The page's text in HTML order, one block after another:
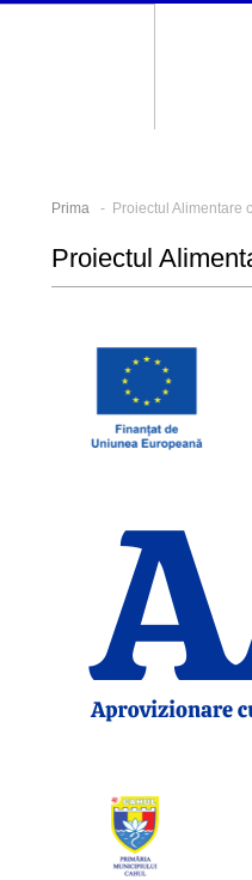
Prima - Proiectul Alimentare
Proiectul